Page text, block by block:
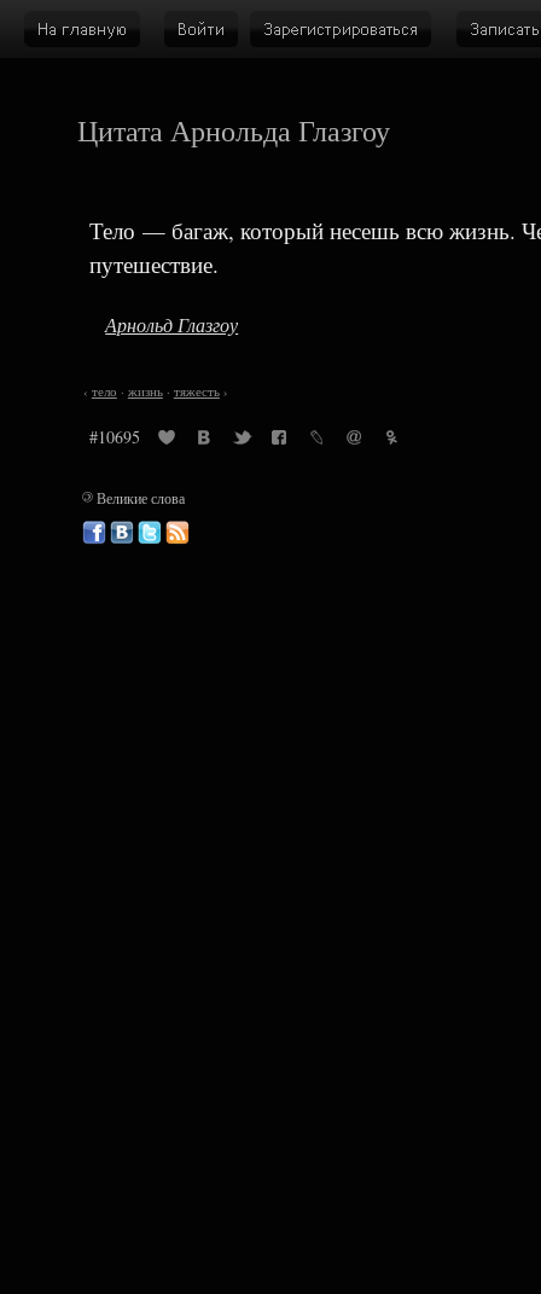
Цитата Арнольда Глазгоу
Тело — багаж, который несешь всю жизнь.
путешествие.
Арнольд Глазгоу
‹ тело · жизнь· тяжесть›
#10695
©Великие слова